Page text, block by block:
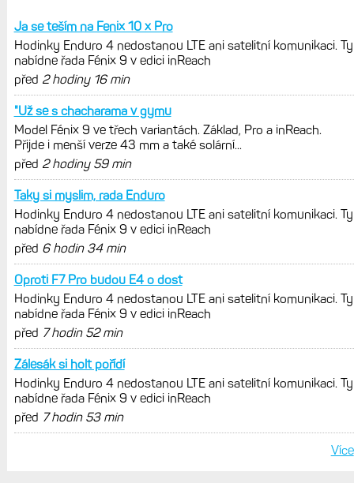
Live Activity konečně i pro outdoorové
sporty. Mobil už umí zrcadlit data
cyklistiky, běhu i chůze
Zkušenosti po roce: Fénixy 8 Pro jsou
jedním slovem parádní, těžko něco
vytknout. Ale ta nositelnost
Zaměření zátěže: Hodnotí, zda je váš
trénink produktivní a jestli se nachází
v optimálních oblastech
Garmin poprvé překonal hranici
300 dolarů. Cena akcií za devět
měsíců výrazně vzrostla